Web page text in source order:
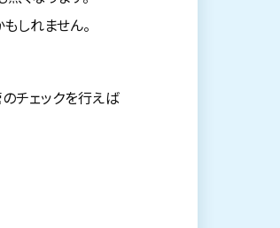
しれません。
チェックを行えば